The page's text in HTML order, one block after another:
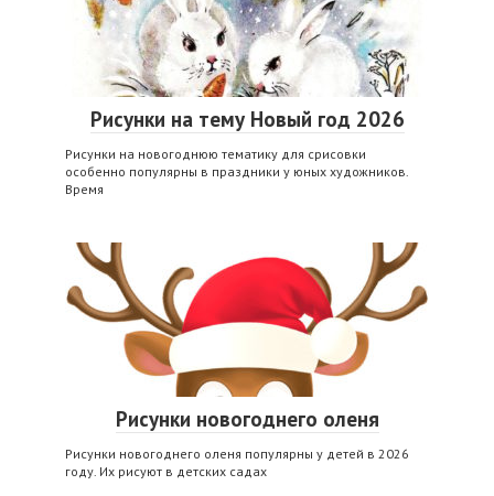
Рисунки на тему Новый год 2026
Рисунки на новогоднюю тематику для срисовки
особенно популярны в праздники у юных художников.
Время
Рисунки новогоднего оленя
Рисунки новогоднего оленя популярны у детей в 2026
году. Их рисуют в детских садах